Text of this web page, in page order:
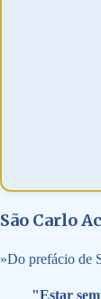
São Carlo
»Do prefácio de
"Estar